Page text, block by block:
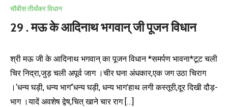
चौबीस तीर्थंकर विधान
29 . मऊ के आदिनाथ भगवान् जी पूजन विधान
श्री मऊ जी के आदिनाथ भगवान् का पूजन विधान *समर्पण भावना*टूट चली
चिर निद्रा,जुड़ चली अपूर्व जाग ।चीर घना अंधकार,एक जग उठा चिराग
।‘धन्य घड़ी, धन्य भाग’‘धन्य घड़ी, धन्य भाग’हाथ लगी कस्तूरी,दूर दिखी दौड़-
भाग ।यादें अवशेष द्वेष,चित् खाने चार राग […]